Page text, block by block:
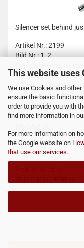
This website uses
We use Cookies and
ensure the basic
order to provide you with
find more information in
For more information on
the Google website on
that use our services.
Silencer set behind
Artikel Nr.: 2199
Bild Nr.: 1 2
suitably for all MZ
clause are included
conclusion, silencer
hold bell.